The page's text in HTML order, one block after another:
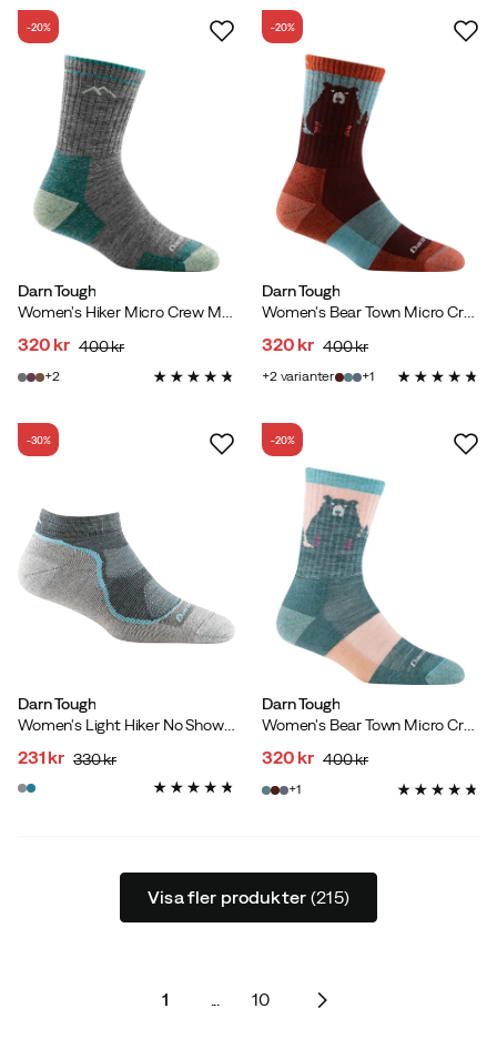
Darn Tough
-20%
discounted
320 kr
original
400 kr
2
Darn Tough
Women's Bear Town Micro Crew Light Cushion Burgundy
-20%
discounted
320 kr
original
400 kr
2 varianter 1
Darn Tough
Women's Light Hiker No Show Lightweight with Cushion Slate
-30%
discounted
231 kr
original
330 kr
Darn Tough
Women's Bear Town Micro Crew Light Cushion Quartz
-20%
discounted
320 kr
original
400 kr
1
Visa fler produkter (215)
1 ... 10